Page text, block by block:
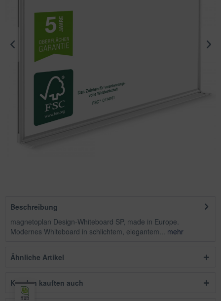
Beschreibung
magnetoplan Design-Whiteboard SP, made in Europe.
Modernes Whiteboard in schlichtem, elegantem... mehr
Ähnliche Artikel
Kunden kauften auch